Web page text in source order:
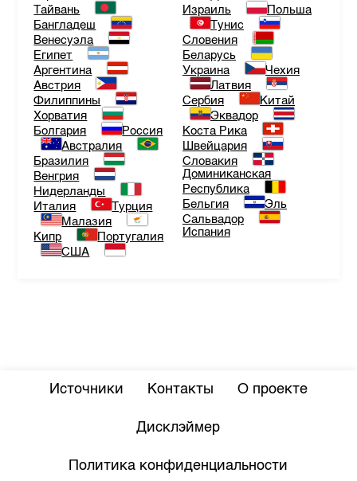
Тайвань
Бангладеш
Венесуэла
Египет
Аргентина
Австрия
Филиппины
Хорватия
Болгария
Россия
Австралия
Бразилия
Венгрия
Нидерланды
Италия
Турция
Малазия
Кипр
Португалия
США
Израиль
Польша
Тунис
Словения
Беларусь
Украина
Чехия
Латвия
Сербия
Китай
Эквадор
Коста Рика
Швейцария
Словакия
Доминиканская
Республика
Бельгия
Эль
Сальвадор
Испания
Источники Контакты О проекте
Дисклэймер
Политика конфиденциальности